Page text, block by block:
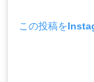
この投稿を